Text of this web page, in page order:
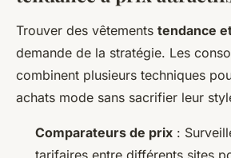
Trouver des vêtements tendance
demande de la stratégie. Les
combinent plusieurs techniques
achats mode sans sacrifier leur
Comparateurs de prix :